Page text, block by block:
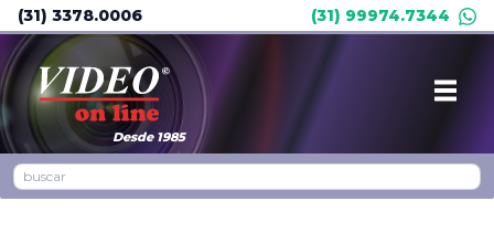
(31) 3378.0006 (31) 99974.7344
Desde 1985